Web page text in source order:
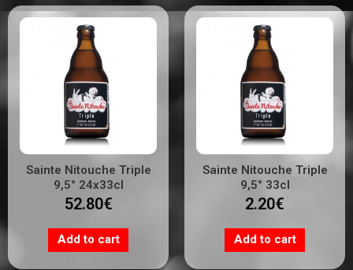
Sainte Nitouche Triple
9,5° 24x33cl
52.80€
Add to cart
Sainte Nitouche Triple
9,5° 33cl
2.20€
Add to cart